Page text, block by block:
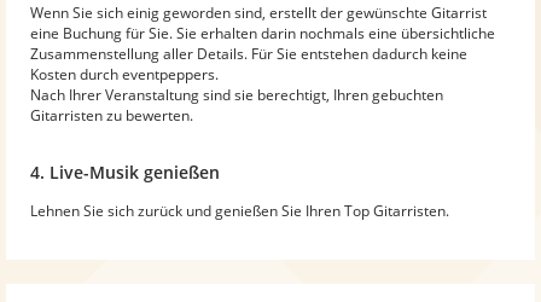
Wenn Sie sich einig geworden sind, erstellt der gewünschte Gitarrist
eine Buchung für Sie. Sie erhalten darin nochmals eine übersichtliche
Zusammenstellung aller Details. Für Sie entstehen dadurch keine
Kosten durch eventpeppers.
Nach Ihrer Veranstaltung sind sie berechtigt, Ihren gebuchten
Gitarristen zu bewerten.
4. Live-Musik genießen
Lehnen Sie sich zurück und genießen Sie Ihren Top Gitarristen.